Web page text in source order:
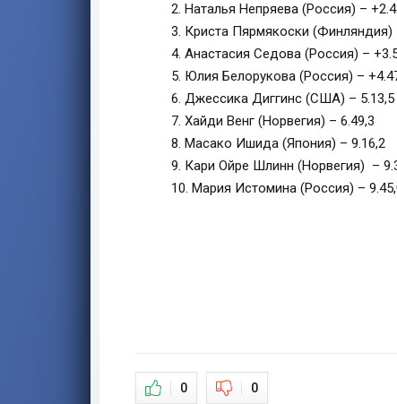
2. Наталья Непряева (Россия) –
3. Криста Пярмякоски (Финляндия)
4. Анастасия Седова (Россия) –
5. Юлия Белорукова (Россия) –
6. Джессика Диггинс (США) – 5.13,5
7. Хайди Венг (Норвегия) – 6.49,3
8. Масако Ишида (Япония) – 9.16,2
9. Кари Ойре Шлинн (Норвегия) –
10. Мария Истомина (Россия) –
0 0